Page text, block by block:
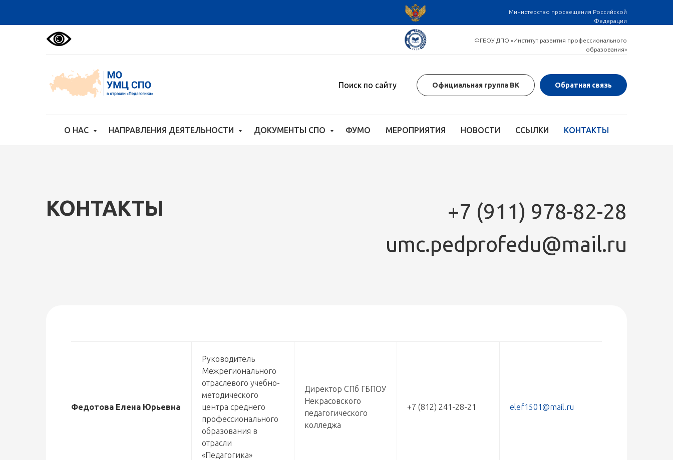
Министерство просвещения Российской
Федерации
ФГБОУ ДПО «Институт развития профессионального
образования»
Поиск по сайту Официальная группа ВК Обратная связь
О НАС НАПРАВЛЕНИЯ ДЕЯТЕЛЬНОСТИ ДОКУМЕНТЫ СПО ФУМО МЕРОПРИЯТИЯ НОВОСТИ ССЫЛКИ КОНТАКТЫ
КОНТАКТЫ
+7 (911) 978-82-28
umc.pedprofedu@mail.ru
Федотова Елена Юрьевна
Руководитель
Межрегионального
отраслевого учебно-
методического
центра среднего
профессионального
образования в
отрасли
«Педагогика»
Директор СПб ГБПОУ
Некрасовского
педагогического
колледжа
+7 (812) 241-28-21 elef1501@mail.ru